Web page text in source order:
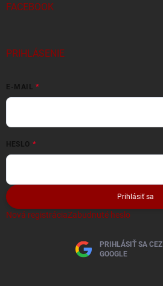
FACEBOOK
PRIHLÁSENIE
E-MAIL
HESLO
Prihlásiť sa
Nová registráciaZabudnuté heslo
PRIHLÁSIŤ SA CEZ
GOOGLE